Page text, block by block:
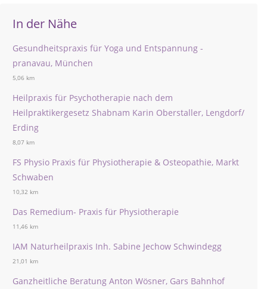
In der Nähe
Gesundheitspraxis für Yoga und Entspannung -
pranavau, München
5,06 km
Heilpraxis für Psychotherapie nach dem
Heilpraktikergesetz Shabnam Karin Oberstaller, Lengdorf/
Erding
8,07 km
FS Physio Praxis für Physiotherapie & Osteopathie, Markt
Schwaben
10,32 km
Das Remedium- Praxis für Physiotherapie
11,46 km
IAM Naturheilpraxis Inh. Sabine Jechow Schwindegg
21,01 km
Ganzheitliche Beratung Anton Wösner, Gars Bahnhof